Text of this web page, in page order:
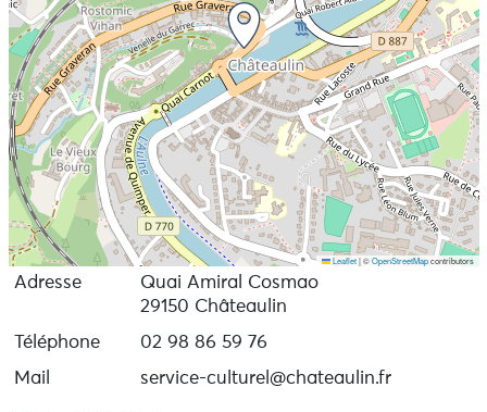
Leaflet |©OpenStreetMapcontributors
Adresse
Quai Amiral Cosmao
29150 Châteaulin
Téléphone
02 98 86 59 76
Mail
service-culturel@chateaulin.fr